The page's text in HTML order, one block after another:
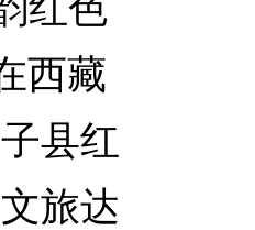
西藏
县红
旅达